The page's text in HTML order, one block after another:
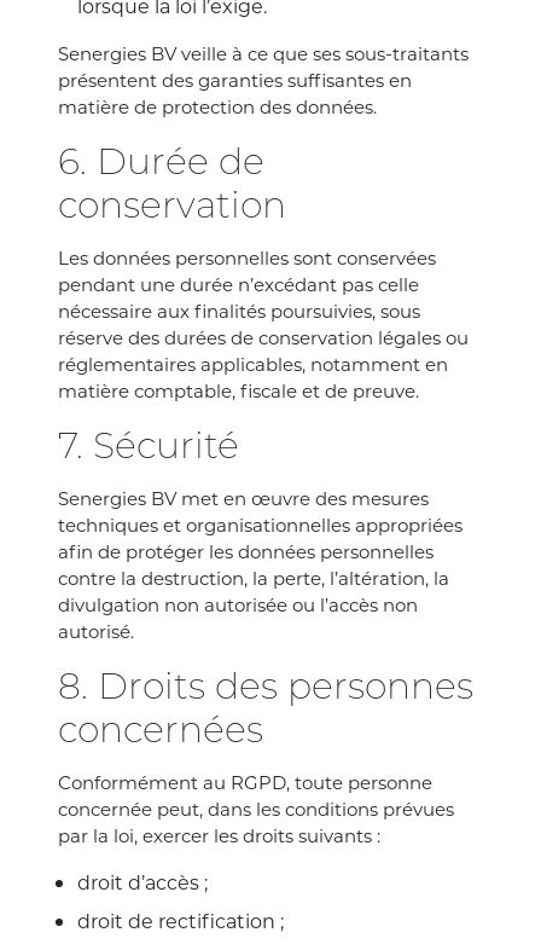
Senergies BV veille à ce que ses sous-traitants
présentent des garanties suffisantes en
matière de protection des données.
6. Durée de
conservation
Les données personnelles sont conservées
pendant une durée n’excédant pas celle
nécessaire aux finalités poursuivies, sous
réserve des durées de conservation légales ou
réglementaires applicables, notamment en
matière comptable, fiscale et de preuve.
7. Sécurité
Senergies BV met en œuvre des mesures
techniques et organisationnelles appropriées
afin de protéger les données personnelles
contre la destruction, la perte, l’altération, la
divulgation non autorisée ou l’accès non
autorisé.
8. Droits des personnes
concernées
Conformément au RGPD, toute personne
concernée peut, dans les conditions prévues
par la loi, exercer les droits suivants :
droit d’accès ;
droit de rectification ;